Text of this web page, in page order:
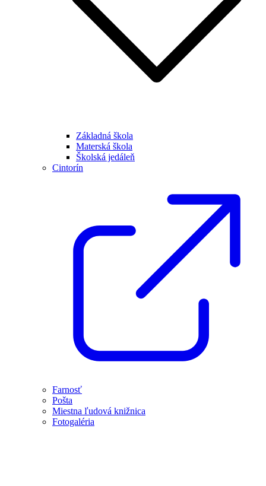
Základná škola
Materská škola
Školská jedáleň
Cintorín
Farnosť
Pošta
Miestna ľudová knižnica
Fotogaléria